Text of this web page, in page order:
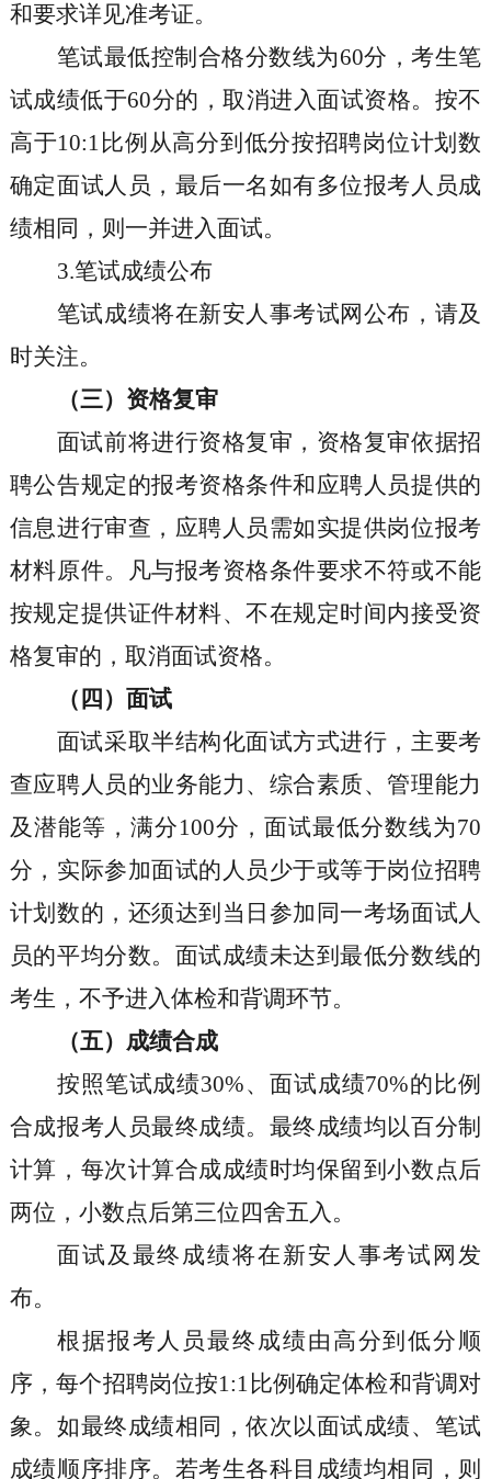
和要求详见准考证。
笔试最低控制合格分数线为60分，考生笔
试成绩低于60分的，取消进入面试资格。按不
高于10:1 比例从高分到低分按招聘岗位计划数
确定面试人员，最后一名如有多位报考人员成
绩相同，则一并进入面试。
3.笔试成绩公布
笔试成绩将在新安人事考试网公布，请及
时关注。
（三）资格复审
面试前将进行资格复审，资格复审依据招
聘公告规定的报考资格条件和应聘人员提供的
信息进行审查，应聘人员需如实提供岗位报考
材料原件。凡与报考资格条件要求不符或不能
按规定提供证件材料、不在规定时间内接受资
格复审的，取消面试资格。
（四）面试
面试采取半结构化面试方式进行，主要考
查应聘人员的业务能力、综合素质、管理能力
及潜能等，满分100分，面试最低分数线为70
分，实际参加面试的人员少于或等于岗位招聘
计划数的，还须达到当日参加同一考场面试人
员的平均分数。面试成绩未达到最低分数线的
考生，不予进入体检和背调环节。
（五）成绩合成
按照笔试成绩30%、面试成绩70%的比例
合成报考人员最终成绩。最终成绩均以百分制
计算，每次计算合成成绩时均保留到小数点后
两位，小数点后第三位四舍五入。
面试及最终成绩将在新安人事考试网发
布。
根据报考人员最终成绩由高分到低分顺
序，每个招聘岗位按1:1 比例确定体检和背调对
象。如最终成绩相同，依次以面试成绩、笔试
成绩顺序排序。若考生各科目成绩均相同，则